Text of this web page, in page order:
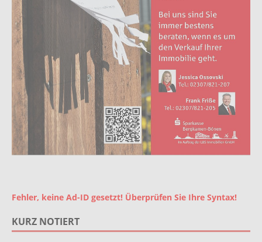
Fehler, keine Ad-ID gesetzt! Überprüfen Sie Ihre Syntax!
KURZ NOTIERT